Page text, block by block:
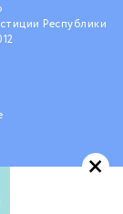
Республики
×